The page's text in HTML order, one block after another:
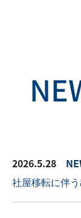
2026.5.28
社屋移転に伴